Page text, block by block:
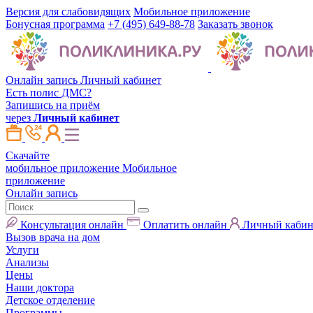
Версия для слабовидящих Мобильное приложение
Бонусная программа +7 (495) 649-88-78 Заказать звонок
Онлайн запись Личный кабинет
Есть полис ДМС?
Запишись на приём
через Личный кабинет
Скачайте
мобильное приложение Мобильное
приложение
Онлайн запись
Консультация онлайн Оплатить онлайн
Личный
Вызов врача на дом
Услуги
Анализы
Цены
Наши доктора
Детское отделение